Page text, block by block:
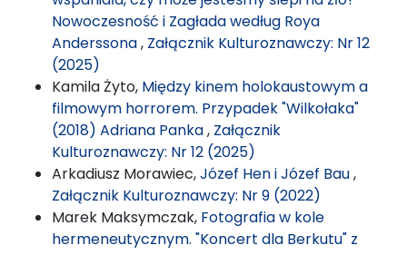
Nowoczesność i Zagłada według Roya
Anderssona, Załącznik Kulturoznawczy: Nr 12
(2025)
Kamila Żyto, Między kinem holokaustowym a
filmowym horrorem. Przypadek "Wilkołaka"
(2018) Adriana Panka, Załącznik
Kulturoznawczy: Nr 12 (2025)
Arkadiusz Morawiec,Józef Hen i Józef Bau,
Załącznik Kulturoznawczy: Nr 9 (2022)
Marek Maksymczak, Fotografia w kole
hermeneutycznym. "Koncert dla Berkutu" z